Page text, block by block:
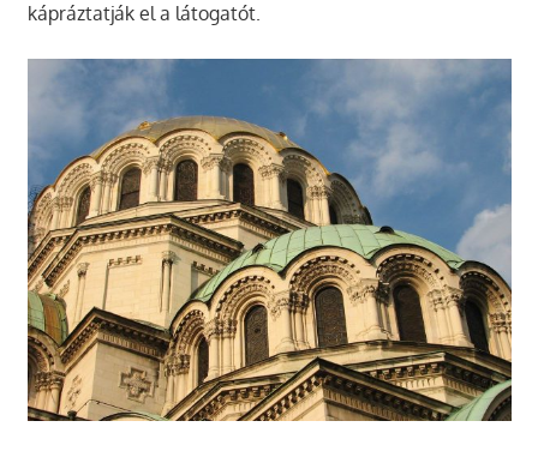
kápráztatják el a látogatót.